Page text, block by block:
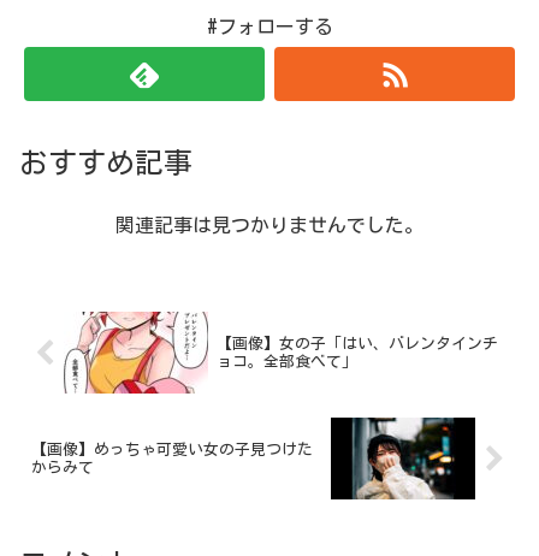
#フォローする
おすすめ記事
関連記事は見つかりませんでした。
【画像】女の子「はい、バレンタインチ
ョコ。全部食べて」
【画像】めっちゃ可愛い女の子見つけた
からみて